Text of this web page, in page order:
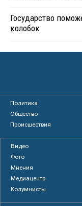
Государство
колобок
Политика
Общество
Происшествия
Видео
Фото
Мнения
Медиацентр
Колумнисты